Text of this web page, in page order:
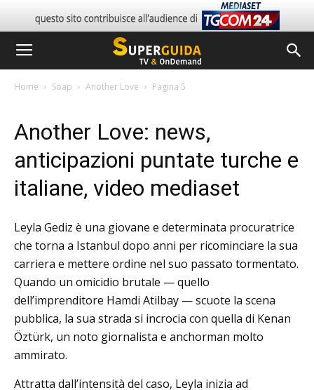
Home Soap Another Love Pagina 5
Another Love: news,
anticipazioni puntate turche e
italiane, video mediaset
Leyla Gediz è una giovane e determinata procuratrice
che torna a Istanbul dopo anni per ricominciare la sua
carriera e mettere ordine nel suo passato tormentato.
Quando un omicidio brutale — quello
dell’imprenditore Hamdi Atilbay — scuote la scena
pubblica, la sua strada si incrocia con quella di Kenan
Öztürk, un noto giornalista e anchorman molto
ammirato.
Attratta dall’intensità del caso, Leyla inizia ad